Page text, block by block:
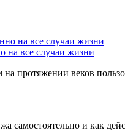
на все случаи жизни
протяжении веков
самостоятельно и как